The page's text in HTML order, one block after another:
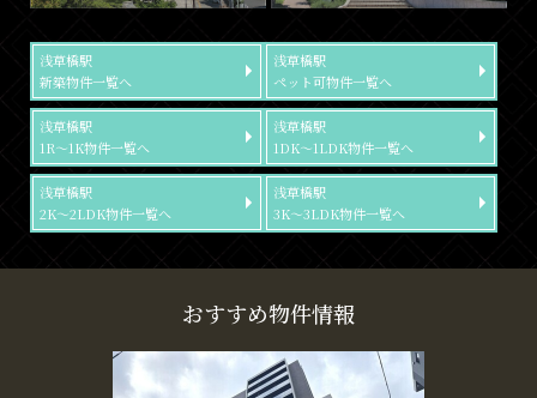
浅草橋駅
新築物件一覧へ
浅草橋駅
ペット可物件一覧へ
浅草橋駅
1R～1K物件一覧へ
浅草橋駅
1DK～1LDK物件一覧へ
浅草橋駅
2K～2LDK物件一覧へ
浅草橋駅
3K～3LDK物件一覧へ
おすすめ物件情報